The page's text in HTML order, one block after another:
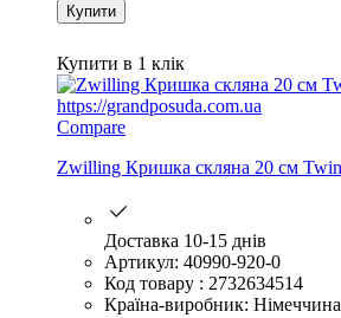
Купити
Купити в 1 клік
Compare
Zwilling Кришка скляна 20 см
Доставка 10-15 днів
Артикул: 40990-920-0
Код товару : 2732634514
Країна-виробник: Німеччина